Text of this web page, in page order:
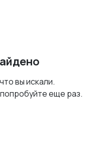
вы искали.
еще раз.